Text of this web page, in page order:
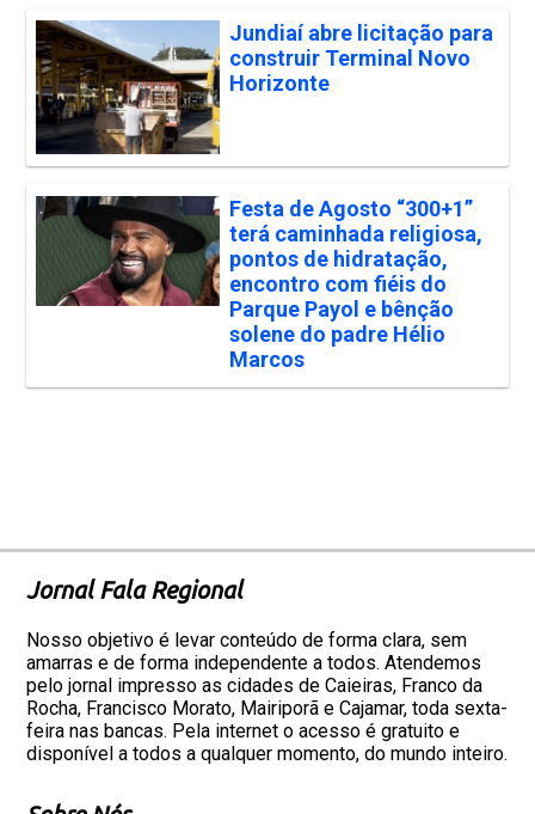
Jundiaí abre licitação para
construir Terminal Novo
Horizonte
Festa de Agosto “300+1”
terá caminhada religiosa,
pontos de hidratação,
encontro com fiéis do
Parque Payol e bênção
solene do padre Hélio
Marcos
Jornal Fala Regional
Nosso objetivo é levar conteúdo de forma clara, sem
amarras e de forma independente a todos. Atendemos
pelo jornal impresso as cidades de Caieiras, Franco da
Rocha, Francisco Morato, Mairiporã e Cajamar, toda sexta-
feira nas bancas. Pela internet o acesso é gratuito e
disponível a todos a qualquer momento, do mundo inteiro.